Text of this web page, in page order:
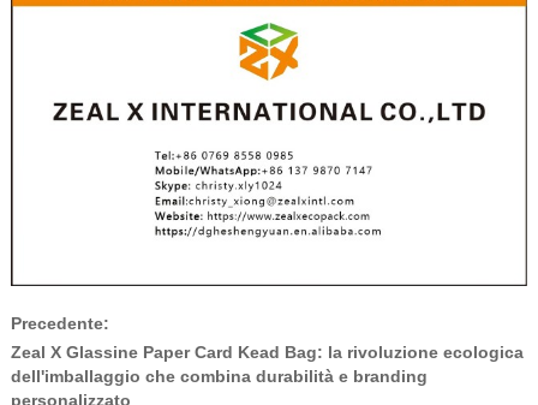
Precedente:
Zeal X Glassine Paper Card Kead Bag: la rivoluzione ecologica
dell'imballaggio che combina durabilità e branding
personalizzato